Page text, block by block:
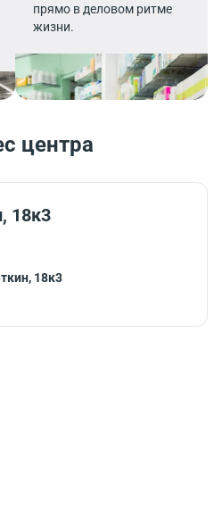
прямо в деловом ритме
жизни.
центра
18к3
18к3